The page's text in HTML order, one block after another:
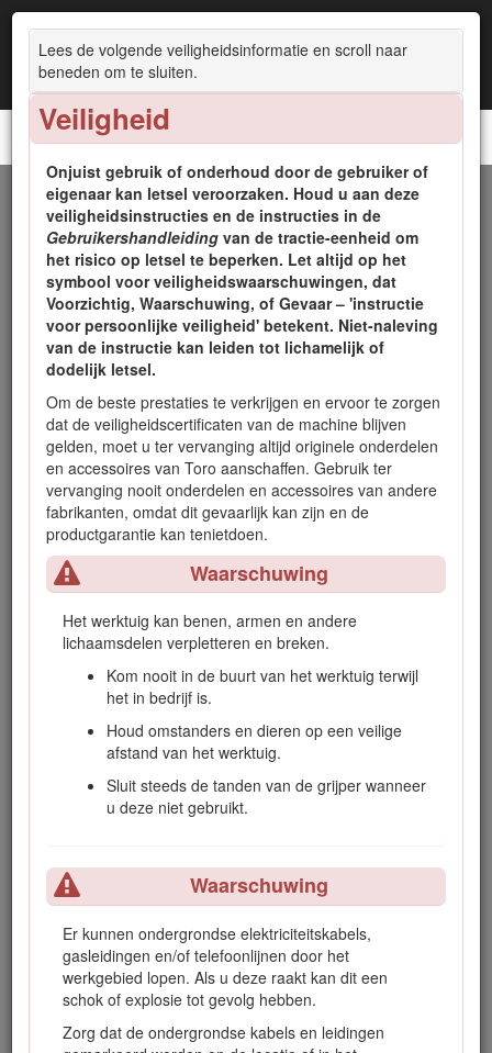
Lees de volgende veiligheidsinformatie en scroll naar
beneden om te sluiten.
Veiligheid
Onjuist gebruik of onderhoud door de gebruiker of
eigenaar kan letsel veroorzaken. Houd u aan deze
veiligheidsinstructies en de instructies in de
Gebruikershandleiding van de tractie-eenheid om
het risico op letsel te beperken. Let altijd op het
symbool voor veiligheids­waarschuwingen, dat
Voorzichtig, Waarschuwing, of Gevaar– 'instructie
voor persoonlijke veiligheid' betekent. Niet-naleving
van de instructie kan leiden tot lichamelijk of
dodelijk letsel.
Om de beste prestaties te verkrijgen en ervoor te zorgen
dat de veiligheidscertificaten van de machine blijven
gelden, moet u ter vervanging altijd originele onderdelen
en accessoires van Toro aanschaffen. Gebruik ter
vervanging nooit onderdelen en accessoires van andere
fabrikanten, omdat dit gevaarlijk kan zijn en de
productgarantie kan tenietdoen.
Waarschuwing
Het werktuig kan benen, armen en andere
lichaamsdelen verpletteren en breken.
Kom nooit in de buurt van het werktuig terwijl
het in bedrijf is.
Houd omstanders en dieren op een veilige
afstand van het werktuig.
Sluit steeds de tanden van de grijper wanneer
u deze niet gebruikt.
Waarschuwing
Er kunnen ondergrondse elektriciteitskabels,
gasleidingen en/of telefoonlijnen door het
werkgebied lopen. Als u deze raakt kan dit een
schok of explosie tot gevolg hebben.
Zorg dat de ondergrondse kabels en leidingen
Grijper
Inleiding
Deze grijper is bedoeld voor gebruik met een Toro compacte
multifunctionele lader. Hij is voornamelijk bedoeld voor het
grijpen, slepen, tillen en verwijderen van materialen zonder
de toplaag te verstoren, en voor gebruik op residentiële en
commerciële terreinen. Hij is niet bedoeld voor gebruik op
tractie-eenheden van andere fabrikanten dan Toro.
Lees deze informatie zorgvuldig door, zodat u weet hoe u dit
product op de juiste wijze moet gebruiken en onderhouden
en om letsel en schade aan de machine te voorkomen. U
bent verantwoordelijk voor het juiste en veilige gebruik van
de machine.
U kunt op www.Toro.com rechtstreeks contact met Toro
opnemen om informatie over producten en accessoires te
verkrijgen, een verkoper te vinden of uw product te
registreren.
Als u service, originele Toro onderdelen of aanvullende
informatie nodig hebt, kunt u contact opnemen met een
dient hierbij altijd het modelnummer en het serienummer van
het product te vermelden. Het model- en serienummer
bevinden zich op een plaatje op het werktuigframe, voor de
bevestigingsplaat. U kunt de nummers noteren in de ruimte
Er worden in deze handleiding een aantal mogelijke gevaren
gevaarlijke situatie die zwaar lichamelijk letsel of de dood tot
gevolg kan hebben als u de veiligheidsvoorschriften niet in
Figuur 1